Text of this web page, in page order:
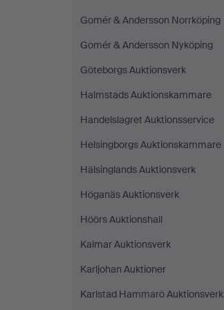
Gomér & Andersson Norrköping
Gomér & Andersson Nyköping
Göteborgs Auktionsverk
Halmstads Auktionskammare
Handelslagret Auktionsservice
Helsingborgs Auktionskammare
Hälsinglands Auktionsverk
Höganäs Auktionsverk
Höörs Auktionshall
Kalmar Auktionsverk
Karljohan Auktioner
Karlstad Hammarö Auktionsverk